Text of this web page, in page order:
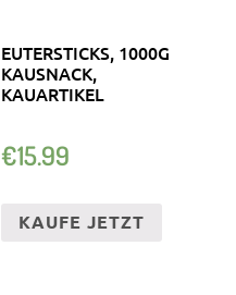
EUTERSTICKS, 1000G
KAUSNACK,
KAUARTIKEL
€15.99
KAUFE JETZT